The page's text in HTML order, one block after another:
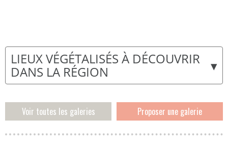
▾
LIEUX VÉGÉTALISÉS À DÉCOUVRIR
DANS LA RÉGION
Voir toutes les galeries Proposer une galerie